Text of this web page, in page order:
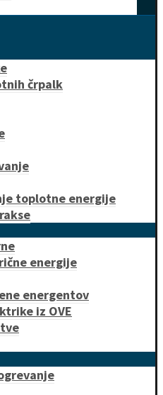
črpalk
toplotne energije
energije
energentov
iz OVE